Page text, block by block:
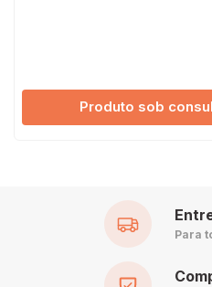
Produto sob
Para